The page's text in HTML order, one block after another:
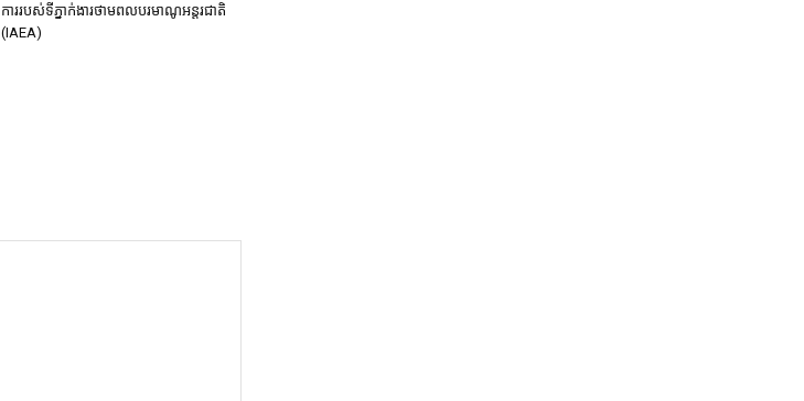
ការរបស់ទីភ្នាក់ងារថាមពលបរមាណូអន្តរជាតិ
(IAEA)